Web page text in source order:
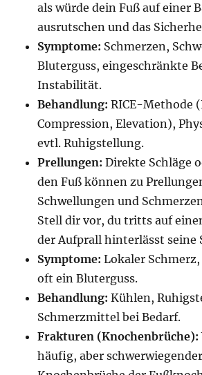
als würde dein Fuß auf einer
ausrutschen und das
Symptome: Schmerzen,
Bluterguss, eingeschränkte
Instabilität.
Behandlung: RICE-Methode
Compression, Elevation),
evtl. Ruhigstellung.
Prellungen: Direkte Schläge
den Fuß können zu
Schwellungen und
Stell dir vor, du tritts auf
der Aufprall hinterlässt seine
Symptome: Lokaler
oft ein Bluterguss.
Behandlung: Kühlen,
Schmerzmittel bei Bedarf.
Frakturen (Knochenbrüche):
häufig, aber